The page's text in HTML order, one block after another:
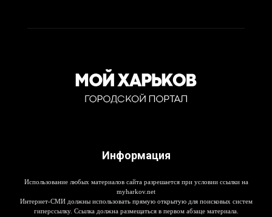
Информация
Использование любых материалов сайта разрешается при условии ссылки на
myharkov.net
Интернет-СМИ должны использовать прямую открытую для поисковых систем
гиперссылку. Ссылка должна размещаться в первом абзаце материала.